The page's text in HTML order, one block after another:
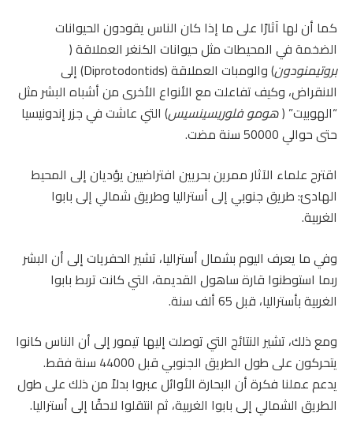
كما أن لها آثارًا على ما إذا كان الناس يقودون الحيوانات
الضخمة في المحيطات مثل حيوانات الكنغر العملاقة (
بروتيمنودون
) والومبات العملاقة (Diprotodontids) إلى
الانقراض، وكيف تفاعلت مع الأنواع الأخرى من أشباه البشر مثل
“الهوبيت” (هومو فلوريسينسيس) التي عاشت في جزر إندونيسيا
حتى حوالي 50000 سنة مضت.
اقترح علماء الآثار ممرين بحريين افتراضيين يؤديان إلى المحيط
الهادئ: طريق جنوبي إلى أستراليا وطريق شمالي إلى بابوا
الغربية.
وفي ما يعرف اليوم بشمال أستراليا، تشير الحفريات إلى أن البشر
ربما استوطنوا قارة ساهول القديمة، التي كانت تربط بابوا
الغربية بأستراليا، قبل 65 ألف سنة.
ومع ذلك، تشير النتائج التي توصلت إليها تيمور إلى أن الناس كانوا
يتحركون على طول الطريق الجنوبي قبل 44000 سنة فقط.
يدعم عملنا فكرة أن البحارة الأوائل عبروا بدلاً من ذلك على طول
الطريق الشمالي إلى بابوا الغربية، ثم انتقلوا لاحقًا إلى أستراليا.